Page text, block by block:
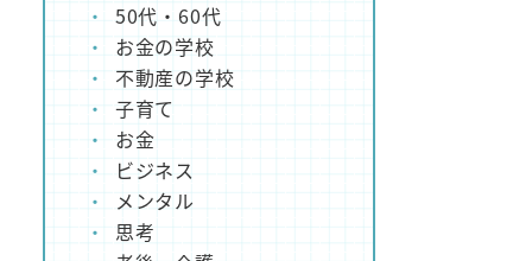
50代・60代
お金の学校
不動産の学校
子育て
お金
ビジネス
メンタル
思考